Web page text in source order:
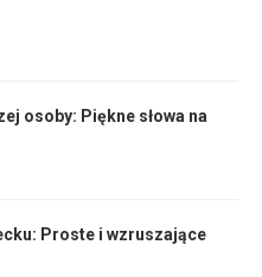
osoby: Piękne słowa na
Proste i wzruszające